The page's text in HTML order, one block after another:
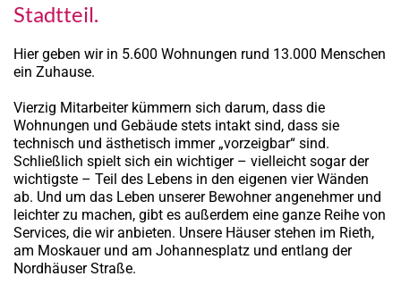
Stadtteil.
Hier geben wir in 5.600 Wohnungen rund 13.000 Menschen
ein Zuhause.
Vierzig Mitarbeiter kümmern sich darum, dass die
Wohnungen und Gebäude stets intakt sind, dass sie
technisch und ästhetisch immer „vorzeigbar“ sind.
Schließlich spielt sich ein wichtiger – vielleicht sogar der
wichtigste – Teil des Lebens in den eigenen vier Wänden
ab. Und um das Leben unserer Bewohner angenehmer und
leichter zu machen, gibt es außerdem eine ganze Reihe von
Services, die wir anbieten. Unsere Häuser stehen im Rieth,
am Moskauer und am Johannesplatz und entlang der
Nordhäuser Straße.